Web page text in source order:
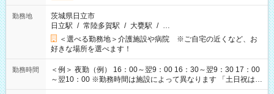
勤務地
茨城県日立市
日立駅 / 常陸多賀駅 / 大甕駅 / …
＜選べる勤務地＞介護施設や病院 ※ご自宅の近くなど、お
好きな場所を選べます！
勤務時間
＜例＞ 夜勤（例） 16：00～翌9：00 16：30～翌9：30 17：00
～翌10：00 ※勤務時間は施設によって異なります 「土日祝は休
みたい」 「しっかり稼ぎたい」 「もう少し遅い時間から始めた